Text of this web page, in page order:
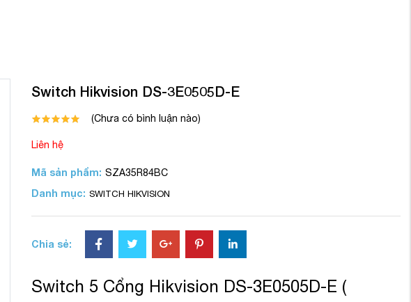
Switch Hikvision DS-3E0505D-E
(Chưa có bình luận nào)
Liên hệ
Mã sản phẩm: SZA35R84BC
Danh mục: SWITCH HIKVISION
Chia sẻ:
Switch 5 Cổng Hikvision DS-3E0505D-E (